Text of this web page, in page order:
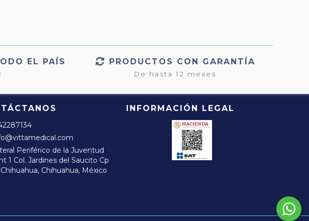
EL PAÍS PRODUCTOS CON GARANTÍA
De hasta 12 meses
Periférico de la Juventud
1 Col. Jardines del Saucito Cp
Chihuahua, Chihuahua, México
INFORMACIÓN LEGAL